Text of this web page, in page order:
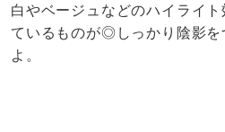
白やベージュなどのハイライ
ているものが◎しっかり陰影を
よ。